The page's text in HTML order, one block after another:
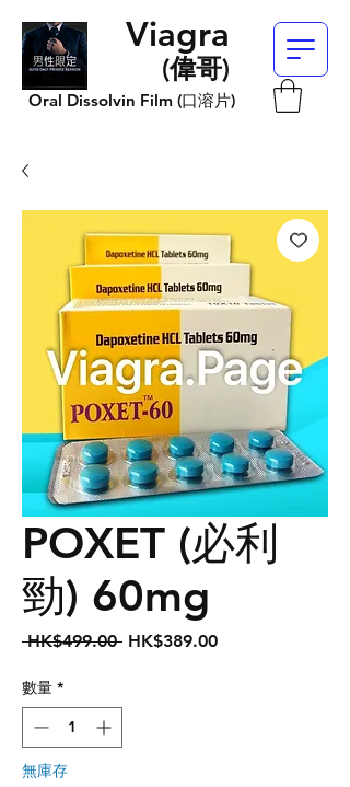
Viagra
​(偉哥)
Oral Dissolvin Film (口溶片)
POXET (必利
勁) 60mg
HK$499.00 一
格
HK$389.00促
數量 *
無庫存